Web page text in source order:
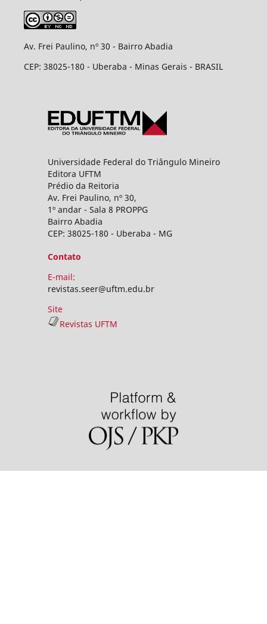
Av. Frei Paulino, nº 30 - Bairro Abadia
CEP: 38025-180 - Uberaba - Minas Gerais - BRASIL
Universidade Federal do Triângulo Mineiro
Editora UFTM
Prédio da Reitoria
Av. Frei Paulino, nº 30,
1º andar - Sala 8 PROPPG
Bairro Abadia
CEP: 38025-180 - Uberaba - MG
Contato
E-mail:
revistas.seer@uftm.edu.br
Site
Revistas UFTM